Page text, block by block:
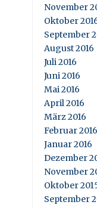
November
Oktober
September
August 2016
Juli 2016
Juni 2016
Mai 2016
April 2016
März 2016
Februar 2016
Januar 2016
Dezember
November
Oktober
September